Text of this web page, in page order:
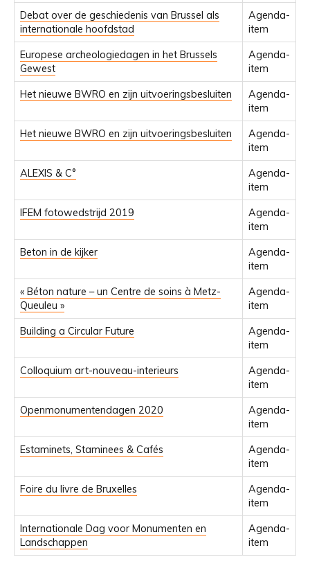
Debat over de geschiedenis van Brussel als
internationale hoofdstad
Agenda-
item
Europese archeologiedagen in het Brussels
Gewest
Agenda-
item
Het nieuwe BWRO en zijn uitvoeringsbesluiten
Agenda-
item
Het nieuwe BWRO en zijn uitvoeringsbesluiten
Agenda-
item
ALEXIS & C°
Agenda-
item
IFEM fotowedstrijd 2019
Agenda-
item
Beton in de kijker
Agenda-
item
« Béton nature – un Centre de soins à Metz-
Queuleu »
Agenda-
item
Building a Circular Future
Agenda-
item
Colloquium art-nouveau-interieurs
Agenda-
item
Openmonumentendagen 2020
Agenda-
item
Estaminets, Staminees & Cafés
Agenda-
item
Foire du livre de Bruxelles
Agenda-
item
Internationale Dag voor Monumenten en
Landschappen
Agenda-
item